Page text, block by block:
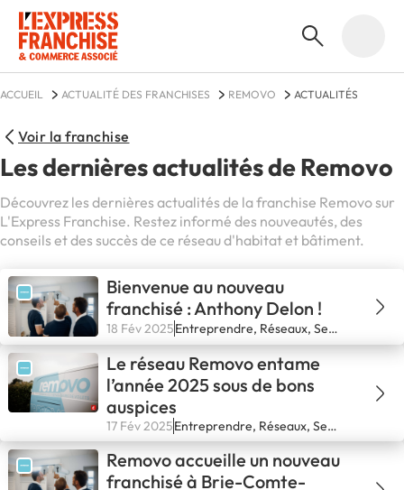
ACCUEIL ACTUALITÉ DES FRANCHISES REMOVO ACTUALITÉS
Voir la franchise
Les dernières actualités de Removo
Découvrez les dernières actualités de la franchise Removo sur
L'Express Franchise. Restez informé des nouveautés, des
conseils et des succès de ce réseau d'habitat et bâtiment.
Bienvenue au nouveau
franchisé : Anthony Delon !
18 Fév 2025Entreprendre, Réseaux, Se
financer, Secteurs, Se lancer
Le réseau Removo entame
l’année 2025 sous de bons
auspices
17 Fév 2025Entreprendre, Réseaux, Se
financer, Secteurs, Se lancer
Removo accueille un nouveau
franchisé à Brie-Comte-